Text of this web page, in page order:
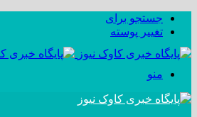
جستجو برای
تغییر پوسته
منو